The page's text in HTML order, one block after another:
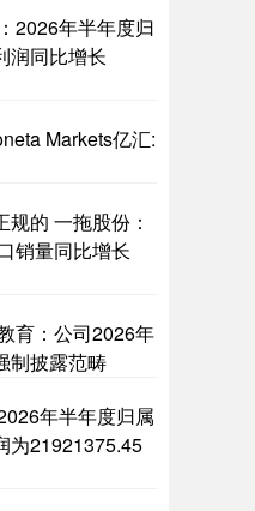
2026年半年度归
润同比增长
Markets亿汇:
的 一拖股份：
销量同比增长
育：公司2026年
制披露范畴
年半年度归属
为21921375.45